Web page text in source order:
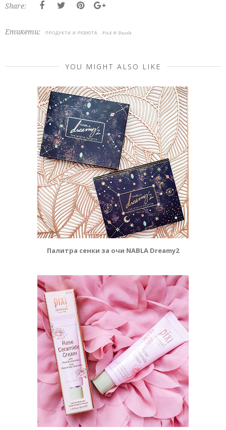
Share:
Етикети: ПРОДУКТИ И РЕВЮТА Pick N Dazzle
YOU MIGHT ALSO LIKE
Палитра сенки за очи NABLA Dreamy2